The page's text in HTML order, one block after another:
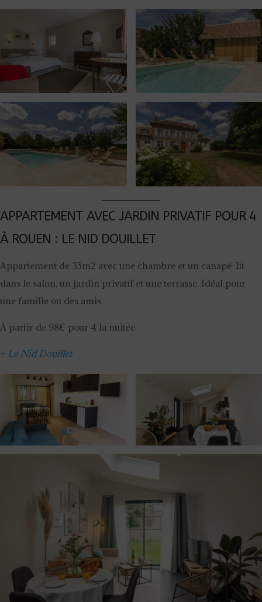
APPARTEMENT AVEC JARDIN PRIVATIF POUR 4
À ROUEN : LE NID DOUILLET
Appartement de 35m2 avec une chambre et un canapé-lit
dans le salon, un jardin privatif et une terrasse. Idéal pour
une famille ou des amis.
À partir de 98€ pour 4 la nuitée.
+ Le Nid Douillet